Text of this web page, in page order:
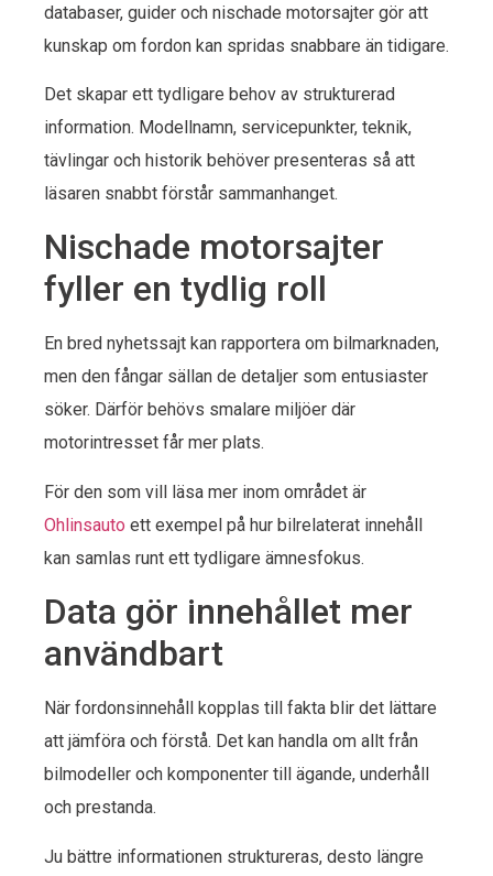
databaser, guider och nischade motorsajter gör att
kunskap om fordon kan spridas snabbare än tidigare.
Det skapar ett tydligare behov av strukturerad
information. Modellnamn, servicepunkter, teknik,
tävlingar och historik behöver presenteras så att
läsaren snabbt förstår sammanhanget.
Nischade motorsajter
fyller en tydlig roll
En bred nyhetssajt kan rapportera om bilmarknaden,
men den fångar sällan de detaljer som entusiaster
söker. Därför behövs smalare miljöer där
motorintresset får mer plats.
För den som vill läsa mer inom området är
Ohlinsauto ett exempel på hur bilrelaterat innehåll
kan samlas runt ett tydligare ämnesfokus.
Data gör innehållet mer
användbart
När fordonsinnehåll kopplas till fakta blir det lättare
att jämföra och förstå. Det kan handla om allt från
bilmodeller och komponenter till ägande, underhåll
och prestanda.
Ju bättre informationen struktureras, desto längre